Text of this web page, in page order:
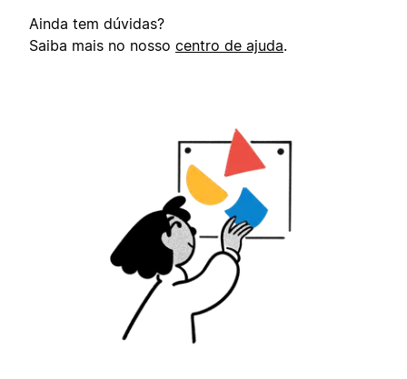
Ainda tem dúvidas?
Saiba mais no nosso centro de ajuda.